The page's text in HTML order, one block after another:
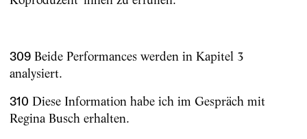
309Beide Performances werden in Kapitel 3
analysiert.
310 Diese Information habe ich im Gespräch mit
Regina Busch erhalten.